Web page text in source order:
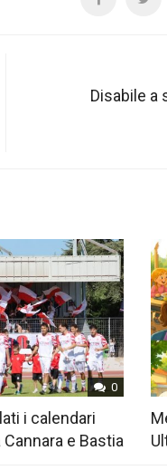
Disabile a
0
i calendari
e Bastia